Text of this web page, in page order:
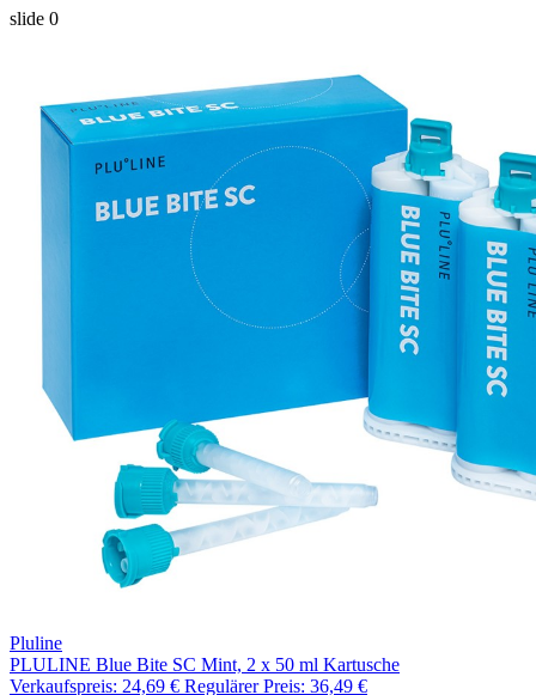
slide 0
Pluline
PLULINE Blue Bite SC Mint, 2 x 50 ml Kartusche
Verkaufspreis: 24,69 € Regulärer Preis: 36,49 €